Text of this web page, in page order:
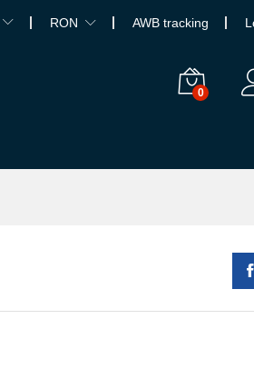
RON AWB tracking
0